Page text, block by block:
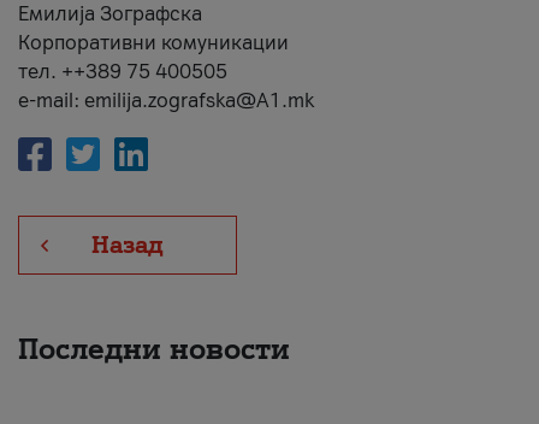
Емилија Зографска
Корпоративни комуникации
тел. ++389 75 400505
e-mail: emilija.zografska@A1.mk
Назад
Последни новости